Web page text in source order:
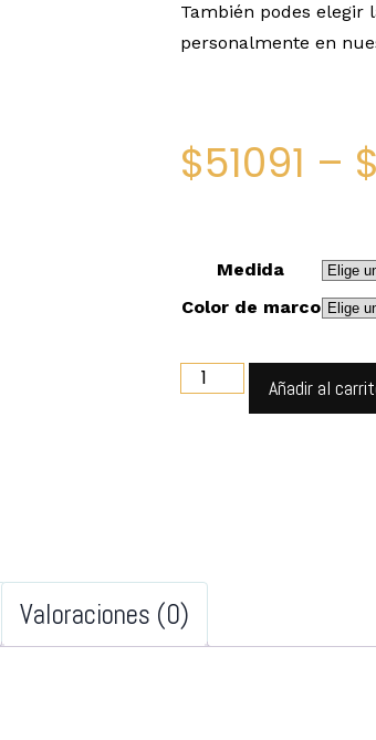
También podes elegir
personalmente en
$51091 – $
Medida
Color de marco
Añadir al
Valoraciones (0)